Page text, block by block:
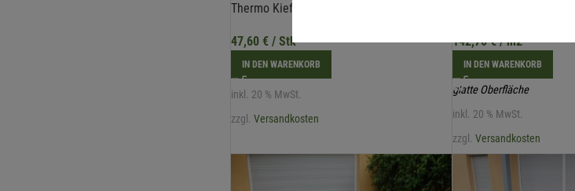
Thermo Kiefer gebürstet 26x140x5100mm
47,60 €/ Stk
IN DEN WARENKORB
inkl. 20 % MwSt.
zzgl. Versandkosten
142,70€/ m2
IN DEN WARENKORB
glatte Oberfläche
inkl. 20 % MwSt.
zzgl. Versandkosten